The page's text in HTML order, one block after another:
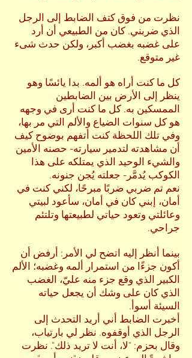
نظرت من فوق كتف الضابط إلى الرجل
الذي ضربني. كان من الطبيعي أن أرد
على غضبه بغضب أكبر، ولكن حدث شىء
غير متوقع.
كل ما كنت أراه هو ألمه. بدا يائسًا وهو
ينظر إلى الأرض بين الضابطين
الممسكين به. كل ما كنت أرى في وجهه
هو كل سنوات الضياع والألم التي مر بها،
وفي تلك اللحظة كنت أتفهم بوضوح كيف
أن مشاهدته لتدمير سيارته- حصنه الأمين
والشيء الوحيد الذي يمتلكه على هذا
الكوكب يُدمَّر- جعلته يُجن جنونه.
نعم تم ضربي ضربًا مبرحًا، لكني كنت في
أمان، إبني كان في أمان، سأعود لبيتي
وعائلتي وتعود حياتي لطبيعتها وتلتئم
جراحي.
بينما أنظر إليه اتضح لي الأمر: أرفض أن
أكون جزءًا من استمرار ألمه وغضبه؛ الألم
الكبير الذي وقع جزء منه عليّ، الغضب
الذي كان على وشك أن يجعل حياته
السيئة أسوأ.
أخبرت الضابط أني أريد التحدث إلى
الرجل الذي أوقفوه. نظر لي بارتياب،
وقال بحزم: "لا، أنت لا تريد ذلك". نظرت